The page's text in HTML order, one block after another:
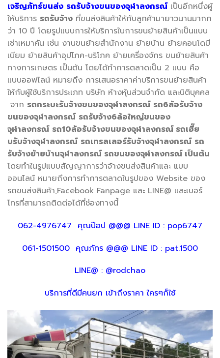
เจริญภัทร์ขนส่ง รถรับจ้างขนของจุฬาลงกรณ์ เป็นอีกหนึ่งผู้
ให้บริการ รถรับจ้าง ที่ขนส่งสินค้าให้กับลูกค้ามายาวนานมากก
ว่า 10 ปี โดยรูปแบบการให้บริการในการขนย้ายสินค้าเป็นแบบ
เช่าเหมาคัน เช่น งานขนย้ายสำนักงาน ย้ายบ้าน ย้ายคอนโดมี
เนียม ย้ายสินค้าอุปโภค-บริโภค ย้ายเครื่องจักร ขนย้ายสินค้า
ทางการเกษตร เป็นต้น โดยได้ทำการตลาดเป็น 2 แบบ คือ
แบบออฟไลน์ หมายถึง การเสนอราคาค่าบริการขนย้ายสินค้า
ให้กับผู้ใช้บริการประเภท บริษัท ห้างหุ้นส่วนจำกัด และนิติบุคคล
จาก รถกระบะรับจ้างขนของจุฬาลงกรณ์ รถ6ล้อรับจ้าง
ขนของจุฬาลงกรณ์ รถรับจ้าง6ล้อใหญ่ขนของ
จุฬาลงกรณ์ รถ10ล้อรับจ้างขนของจุฬาลงกรณ์ รถเฮี๊ย
บรับจ้างจุฬาลงกรณ์ รถเทรลเลอร์รับจ้างจุฬาลงกรณ์ รถ
รับจ้างย้ายบ้านจุฬาลงกรณ์ รถขนของจุฬาลงกรณ์ เป็นต้น
โดยทำในรูปแบบสัญญาการว่าจ้างขนส่งสินค้าและ แบบ
ออนไลน์ หมายถึงการทำการตลาดในรูปของ Website ของ
รถขนส่งสินค้า,Facebook Fanpage และ LINE@ และเบอร์
โทรที่สามารถติดต่อได้ที่ช่องทางนี้
062-4976747 คุณป๊อป @@@ LINE ID : pop6747
061-1501500 คุณภัทร @@@ LINE ID : pat.1500
LINE@ : @rodchao
บริการที่ดีมีคนยก เข้าถึงราคา ใครๆก็ใช้